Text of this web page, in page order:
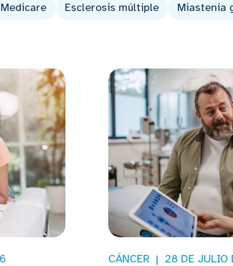
Medicare Esclerosis múltiple Miastenia
CÁNCER 28 DE JULIO